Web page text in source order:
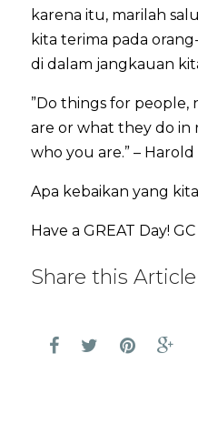
karena itu, marilah
kita terima pada
di dalam jangkauan
”Do things for
are or what they do
who you are.” – Harold
Apa kebaikan yang
Have a GREAT Day! GC
Share this Article